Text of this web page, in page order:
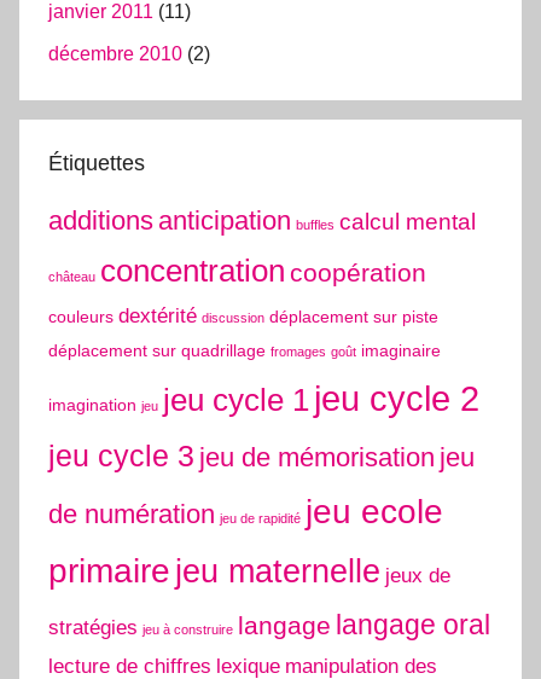
janvier 2011 (11)
décembre 2010 (2)
Étiquettes
additions anticipation buffles calcul mental
château concentration coopération
couleurs dextérité discussion déplacement sur piste
déplacement sur quadrillage fromages goût imaginaire
imagination jeu jeu cycle 1 jeu cycle 2
jeu cycle 3 jeu de mémorisation jeu
de numération jeu de rapidité jeu ecole
primairejeu maternelle jeux de
stratégies jeu à construire langage langage oral
lecture de chiffres lexique manipulation des